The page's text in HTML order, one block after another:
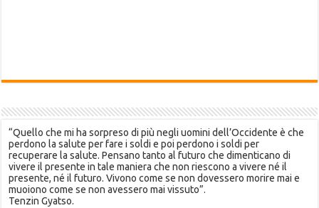
“Quello che mi ha sorpreso di più negli uomini dell’Occidente è che
perdono la salute per fare i soldi e poi perdono i soldi per
recuperare la salute. Pensano tanto al futuro che dimenticano di
vivere il presente in tale maniera che non riescono a vivere né il
presente, né il futuro. Vivono come se non dovessero morire mai e
muoiono come se non avessero mai vissuto”.
Tenzin Gyatso.